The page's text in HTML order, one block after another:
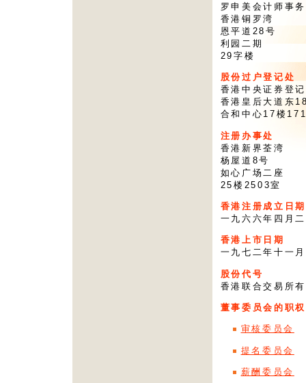
罗申美会计师事
香港铜罗湾
恩平道28号
利园二期
29字楼
股份过户登记处
香港中央证券登
香港皇后大道东
合和中心17楼
注册办事处
香港新界荃湾
杨屋道8号
如心广场二座
25楼2503室
香港注册成立日期
一九六六年四月
香港上市日期
一九七二年十一
股份代号
香港联合交易所
董事委员会的职
审核委员会
提名委员会
薪酬委员会